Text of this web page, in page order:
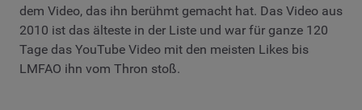
dem Video, das ihn berühmt gemacht hat. Das Video aus
2010 ist das älteste in der Liste und war für ganze 120
Tage das YouTube Video mit den meisten Likes bis
LMFAO ihn vom Thron stoß.